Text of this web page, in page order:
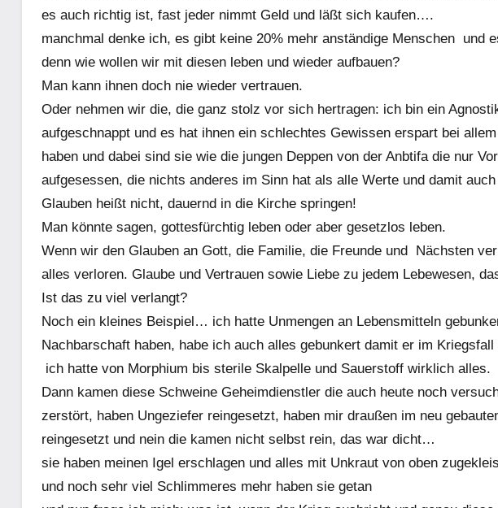
es auch richtig ist, fast jeder nimmt Geld und läßt sich kaufen….
manchmal denke ich, es gibt keine 20% mehr anständige Menschen und
denn wie wollen wir mit diesen leben und wieder aufbauen?
Man kann ihnen doch nie wieder vertrauen.
Oder nehmen wir die, die ganz stolz vor sich hertragen: ich bin ein
aufgeschnappt und es hat ihnen ein schlechtes Gewissen erspart bei
haben und dabei sind sie wie die jungen Deppen von der Anbtifa die nur
aufgesessen, die nichts anderes im Sinn hat als alle Werte und damit
Glauben heißt nicht, dauernd in die Kirche springen!
Man könnte sagen, gottesfürchtig leben oder aber gesetzlos leben.
Wenn wir den Glauben an Gott, die Familie, die Freunde und Nächsten
alles verloren. Glaube und Vertrauen sowie Liebe zu jedem Lebewesen,
Ist das zu viel verlangt?
Noch ein kleines Beispiel… ich hatte Unmengen an Lebensmitteln
Nachbarschaft haben, habe ich auch alles gebunkert damit er im
ich hatte von Morphium bis sterile Skalpelle und Sauerstoff wirklich alles.
Dann kamen diese Schweine Geheimdienstler die auch heute noch
zerstört, haben Ungeziefer reingesetzt, haben mir draußen im neu
reingesetzt und nein die kamen nicht selbst rein, das war dicht…
sie haben meinen Igel erschlagen und alles mit Unkraut von oben
und noch sehr viel Schlimmeres mehr haben sie getan